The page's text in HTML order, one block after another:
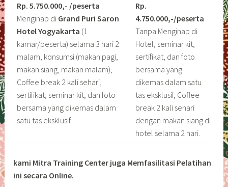
Rp. 5.750.000,- /peserta
Menginap di Grand Puri Saron
Hotel Yogyakarta (1
kamar/peserta) selama 3 hari 2
malam, konsumsi (makan pagi,
makan siang, makan malam),
Coffee break 2 kali sehari,
sertifikat, seminar kit, dan foto
bersama yang dikemas dalam
satu tas eksklusif.
Rp.
4.750.000,-/peserta
Tanpa Menginap di
Hotel, seminar kit,
sertifikat, dan foto
bersama yang
dikemas dalam satu
tas eksklusif, Coffee
break 2 kali sehari
dengan makan siang di
hotel selama 2 hari.
kami Mitra Training Center juga Memfasilitasi Pelatihan
ini secara Online.